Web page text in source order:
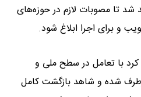
شد تا مصوبات لازم در حوزه‌های
و برای اجرا ابلاغ شود.
کرد با تعامل در سطح ملی و
شده و شاهد بازگشت کامل